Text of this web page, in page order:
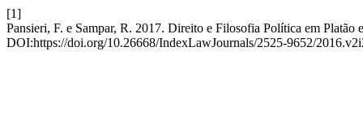
[1]
Pansieri, F. e Sampar, R. 2017. Direito e Filosofia Política em Platão
DOI:https://doi.org/10.26668/IndexLawJournals/2525-9652/